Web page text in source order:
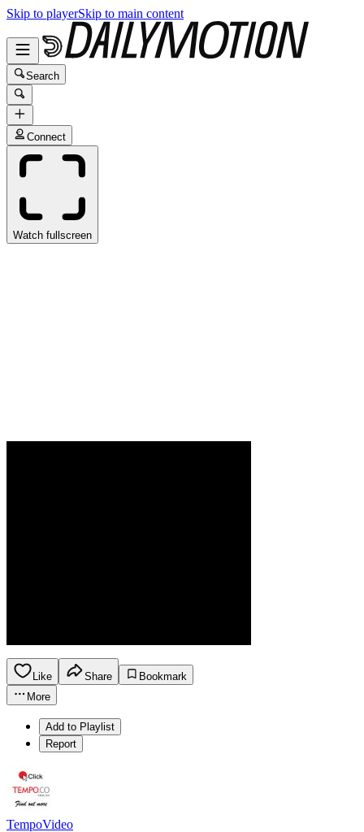
Skip to playerSkip to main content
Search
Connect
Watch fullscreen
Like Share
Bookmark
More
Add to Playlist
Report
TempoVideo